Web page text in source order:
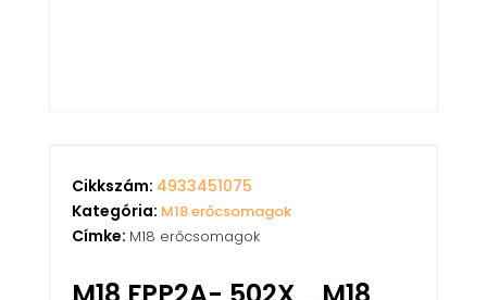
Cikkszám: 4933451075
Kategória: M18 erőcsomagok
Címke: M18 erőcsomagok